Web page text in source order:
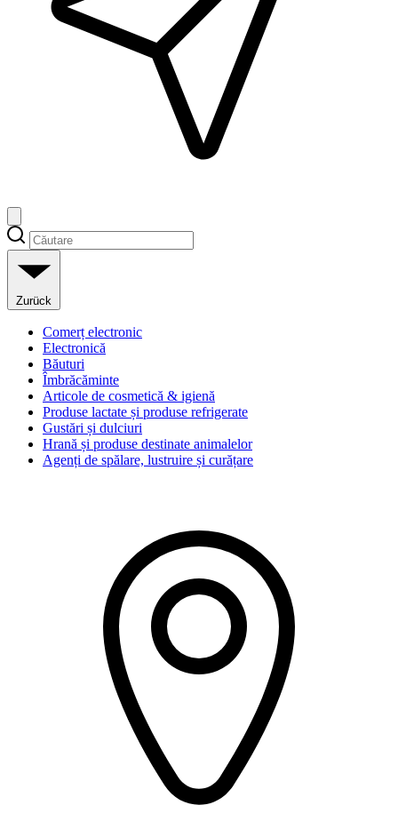
Zurück
Comerț electronic
Electronică
Băuturi
Îmbrăcăminte
Articole de cosmetică & igienă
Produse lactate și produse refrigerate
Gustări și dulciuri
Hrană și produse destinate animalelor
Agenți de spălare, lustruire și curățare